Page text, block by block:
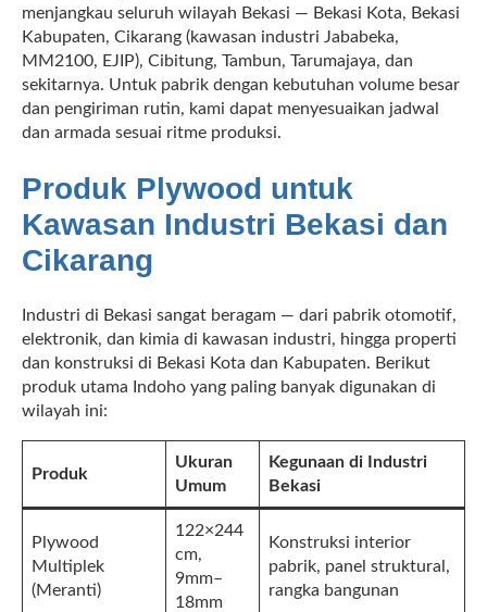
menjangkau seluruh wilayah Bekasi — Bekasi Kota, Bekasi
Kabupaten, Cikarang (kawasan industri Jababeka,
MM2100, EJIP), Cibitung, Tambun, Tarumajaya, dan
sekitarnya. Untuk pabrik dengan kebutuhan volume besar
dan pengiriman rutin, kami dapat menyesuaikan jadwal
dan armada sesuai ritme produksi.
Produk Plywood untuk
Kawasan Industri Bekasi dan
Cikarang
Industri di Bekasi sangat beragam — dari pabrik otomotif,
elektronik, dan kimia di kawasan industri, hingga properti
dan konstruksi di Bekasi Kota dan Kabupaten. Berikut
produk utama Indoho yang paling banyak digunakan di
wilayah ini:
Produk
Ukuran
Umum
Kegunaan di Industri
Bekasi
Plywood
Multiplek
(Meranti)
122×244
cm,
9mm–
18mm
Konstruksi interior
pabrik, panel struktural,
rangka bangunan